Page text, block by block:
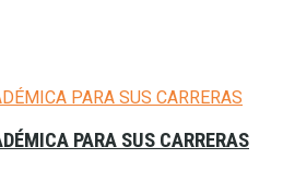
PARA SUS CARRERAS